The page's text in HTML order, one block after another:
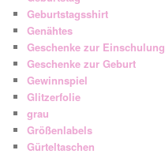
Geburtstagsshirt
Genähtes
Geschenke zur Einschulung
Geschenke zur Geburt
Gewinnspiel
Glitzerfolie
grau
Größenlabels
Gürteltaschen